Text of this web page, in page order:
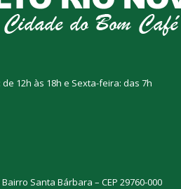
12h às 18h e Sexta-feira: das 7h
Santa Bárbara – CEP 29760-000